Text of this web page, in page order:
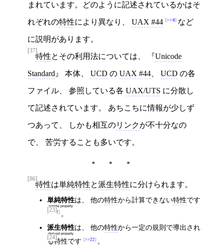
まれています。どのように記述されているかはそ
れぞれの特性により異なり、 UAX #44 >>4 など
に説明があります。
[37]
特性とその利用法については、 Unicode
Standard 本体、 UCD の UAX #44、 UCD の各
ファイル、 参照している各 UAX/UTS に分散し
て記述されています。 あちこちに情報が少しず
つあって、 しかも相互のリンクが不十分なの
で、 苦労することも多いです。
[86]
特性は単純特性と派生特性に分けられます。
[23]
単純特性
simple property
は、 他の特性から計算できない特性です
>>22 。
[24]
派生特性
derived property
は、 他の特性から一定の規則で導出され
る特性です >>22 。